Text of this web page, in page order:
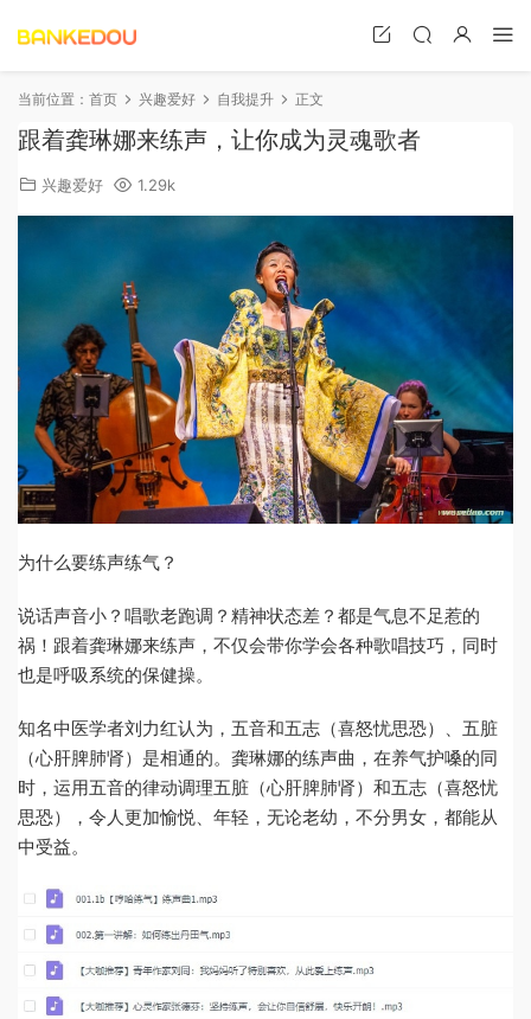
当前位置： 首页 兴趣爱好 自我提升 正文
跟着龚琳娜来练声，让你成为灵魂歌者
兴趣爱好 1.29k
为什么要练声练气？
说话声音小？唱歌老跑调？精神状态差？都是气息不足惹的
祸！跟着龚琳娜来练声，不仅会带你学会各种歌唱技巧，同时
也是呼吸系统的保健操。
知名中医学者刘力红认为，五音和五志（喜怒忧思恐）、五脏
（心肝脾肺肾）是相通的。龚琳娜的练声曲，在养气护嗓的同
时，运用五音的律动调理五脏（心肝脾肺肾）和五志（喜怒忧
思恐），令人更加愉悦、年轻，无论老幼，不分男女，都能从
中受益。